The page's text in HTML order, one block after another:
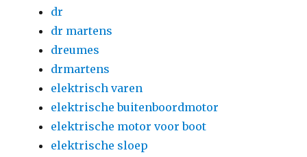
dr
dr martens
dreumes
drmartens
elektrisch varen
elektrische buitenboordmotor
elektrische motor voor boot
elektrische sloep